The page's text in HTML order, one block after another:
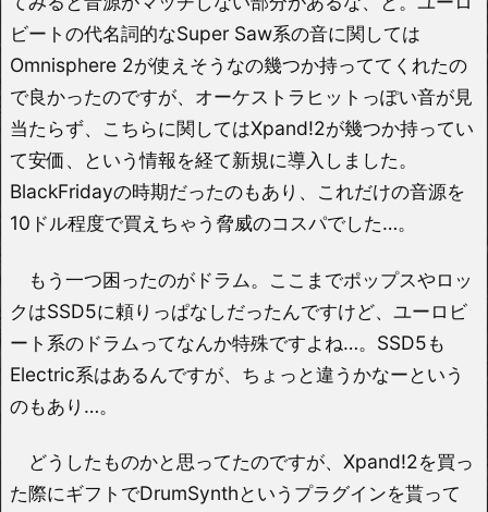
ビートの代名詞的なSuper Saw系の音に関しては
Omnisphere 2が使えそうなの幾つか持っててくれたの
で良かったのですが、オーケストラヒットっぽい音が見
当たらず、こちらに関してはXpand!2が幾つか持ってい
て安価、という情報を経て新規に導入しました。
BlackFridayの時期だったのもあり、これだけの音源を
10ドル程度で買えちゃう脅威のコスパでした…。
もう一つ困ったのがドラム。ここまでポップスやロッ
クはSSD5に頼りっぱなしだったんですけど、ユーロビ
ート系のドラムってなんか特殊ですよね…。SSD5も
Electric系はあるんですが、ちょっと違うかなーという
のもあり…。
どうしたものかと思ってたのですが、Xpand!2を買っ
た際にギフトでDrumSynthというプラグインを貰って